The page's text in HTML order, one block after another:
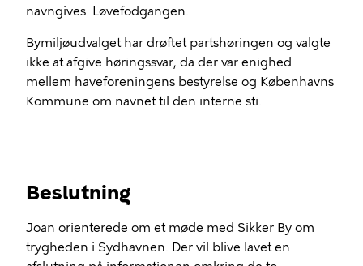
navngives: Løvefodgangen.
Bymiljøudvalget har drøftet partshøringen og valgte
ikke at afgive høringssvar, da der var enighed
mellem haveforeningens bestyrelse og Københavns
Kommune om navnet til den interne sti.
Beslutning
Joan orienterede om et møde med Sikker By om
trygheden i Sydhavnen. Der vil blive lavet en